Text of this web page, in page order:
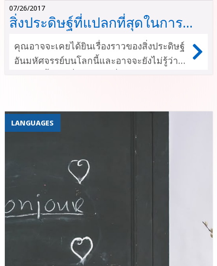
07/26/2017
สิ่งประดิษฐ์ที่แปลกที่สุดในการ
เรียนภาษา
คุณอาจจะเคยได้ยินเรื่องราวของสิ่งประดิษฐ์
อันมหัศจรรย์บนโลกนี้และอาจจะยังไม่รู้ว่า
จากภาพยนตร์หรือนิยายแนววิทยาศาสตร์
แต่ความเป็นจริงแล้วสิ่งประดิษฐ์เหล่านี้คือ
ตัวการสำคัญที่จะช่วยให้มนุษย์สามารถ
เรียนภาษาได้ด้วยตนเองทุกที่ทุกเวลาพูดมา
ถึงขั้นนี้เเล้วคุณอาจจะยังไม่รู้ว่าสิ่งประดิษฐ์
เหล่านี้เป็นอย่างไร จะแปลกแค่ไหนเราไปดู
กันเลยค่ะ !
LANGUAGES